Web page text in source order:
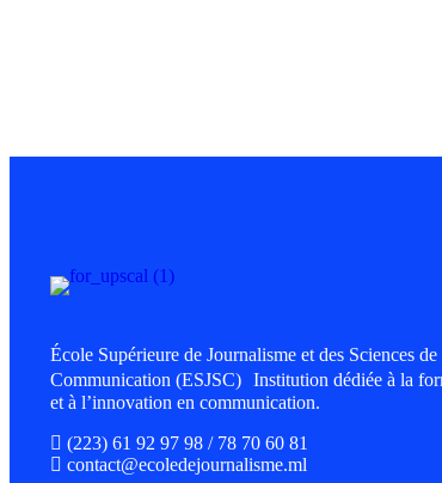
École Supérieure de Journalisme et des Sciences de
Communication (ESJSC) Institution dédiée à la
et à l’innovation en communication.
(223) 61 92 97 98 / 78 70 60 81
contact@ecoledejournalisme.ml